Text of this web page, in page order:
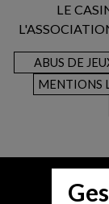
LE
ABUS DE
MENTIONS